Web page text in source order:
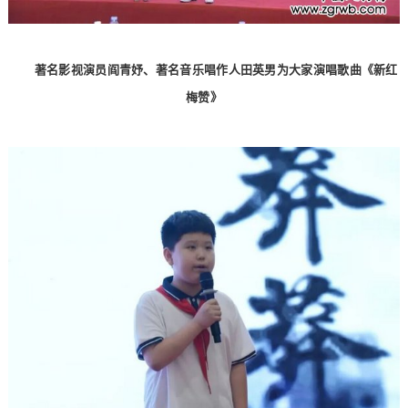
著名影视演员阎青妤、著名音乐唱作人田英男为大家演唱歌曲《新红
梅赞》